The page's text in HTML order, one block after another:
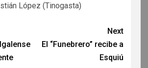
López (Tinogasta)
Next
El “Funebrero” recibe a
Esquiú